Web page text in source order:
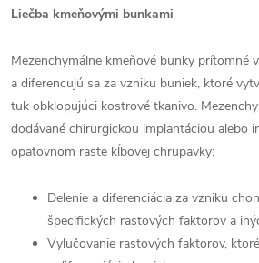
Liečba kmeňovými bunkami
Mezenchymálne kmeňové bunky prítomné
a diferencujú sa za vzniku buniek, ktoré
tuk obklopujúci kostrové tkanivo.
dodávané chirurgickou implantáciou alebo
opätovnom raste kĺbovej chrupavky:
Delenie a diferenciácia za vzniku
špecifických rastových faktorov a
Vylučovanie rastových faktorov,